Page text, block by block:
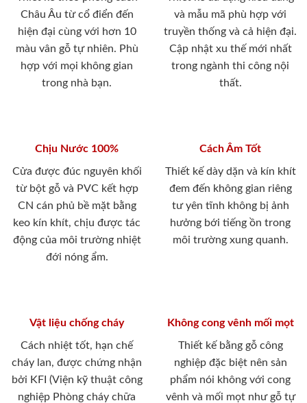
Châu Âu từ cổ điển đến
hiện đại cùng với hơn 10
màu vân gỗ tự nhiên. Phù
hợp với mọi không gian
trong nhà bạn.
và mẫu mã phù hợp với
truyền thống và cả hiện đại.
Cập nhật xu thế mới nhất
trong ngành thi công nội
thất.
Chịu Nước 100%
Cửa được đúc nguyên khối
từ bột gỗ và PVC kết hợp
CN cán phủ bề mặt bằng
keo kín khít, chịu được tác
động của môi trường nhiệt
đới nóng ẩm.
Cách Âm Tốt
Thiết kế dày dặn và kín khít
đem đến không gian riêng
tư yên tĩnh không bị ảnh
hưởng bới tiếng ồn trong
môi trường xung quanh.
Vật liệu chống cháy
Cách nhiệt tốt, hạn chế
cháy lan, được chứng nhận
bởi KFI (Viện kỹ thuật công
nghiệp Phòng cháy chữa
Không cong vênh mối mọt
Thiết kế bằng gỗ công
nghiệp đặc biệt nên sản
phẩm nói không với cong
vênh và mối mọt như gỗ tự